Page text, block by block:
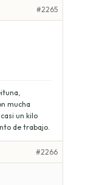
#2265
mucha
un kilo
de trabajo.
#2266